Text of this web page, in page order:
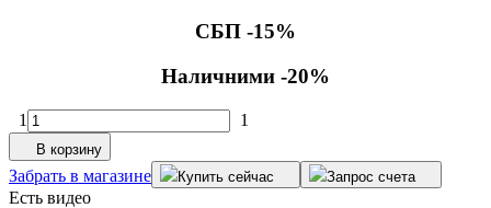
СБП -15%
Наличними -20%
1 1
В корзину
Забрать в магазине Купить сейчас Запрос счета
Есть видео